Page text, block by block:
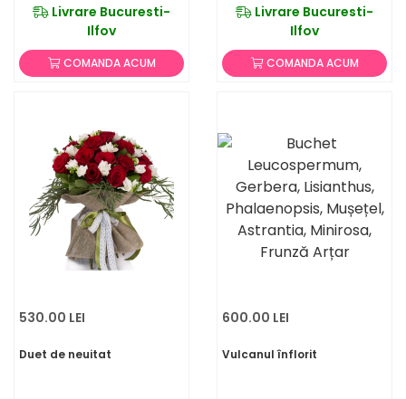
Livrare Bucuresti-
Ilfov
COMANDA ACUM
Livrare Bucuresti-
Ilfov
COMANDA ACUM
530.00 LEI
Duet de neuitat
600.00 LEI
Vulcanul înflorit